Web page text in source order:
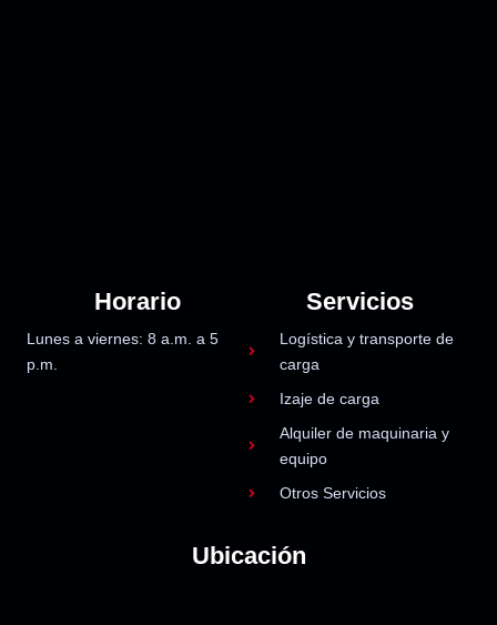
Horario
Lunes a viernes: 8 a.m. a 5
p.m.
Servicios
Logística y transporte de
carga
Izaje de carga
Alquiler de maquinaria y
equipo
Otros Servicios
Ubicación